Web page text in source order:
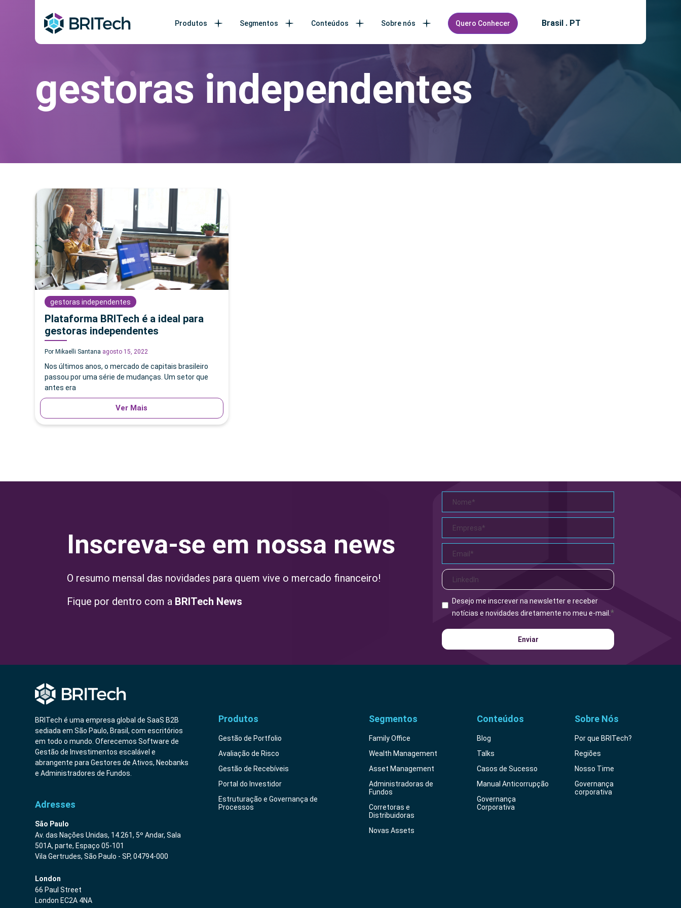
Produtos Segmentos Conteúdos Sobre nós Quero Conhecer Brasil . PT
gestoras independentes
gestoras independentes
Plataforma BRITech é a ideal para
gestoras independentes
Por Mikaelli Santana agosto 15, 2022
Nos últimos anos, o mercado de capitais brasileiro
passou por uma série de mudanças. Um setor que
antes era
Ver Mais
Inscreva-se em nossa news
O resumo mensal das novidades para quem vive o mercado financeiro!
Fique por dentro com a BRITech News
Desejo me inscrever na newsletter e receber
notícias e novidades diretamente no meu e-mail. *
BRITech é uma empresa global de SaaS B2B
sediada em São Paulo, Brasil, com escritórios
em todo o mundo. Oferecemos Software de
Gestão de Investimentos escalável e
abrangente para Gestores de Ativos, Neobanks
e Administradores de Fundos.
Adresses
São Paulo
Av. das Nações Unidas, 14.261, 5º Andar, Sala
501A, parte, Espaço 05-101
Vila Gertrudes, São Paulo - SP, 04794-000
London
66 Paul Street
London EC2A 4NA
Produtos
Gestão de Portfolio
Avaliação de Risco
Gestão de Recebíveis
Portal do Investidor
Estruturação e Governança de
Processos
Segmentos
Family Office
Wealth Management
Asset Management
Administradoras de
Fundos
Corretoras e
Distribuidoras
Novas Assets
Conteúdos
Blog
Talks
Casos de Sucesso
Manual Anticorrupção
Governança
Corporativa
Sobre Nós
Por que BRITech?
Regiões
Nosso Time
Governança
corporativa